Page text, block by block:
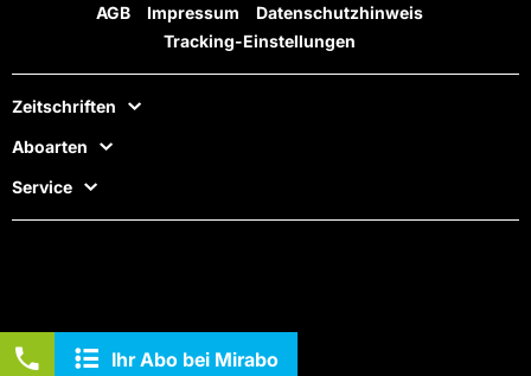
Ihr Abo bei Mirabo
AGB Impressum
Datenschutzhinweis
Tracking-Einstellungen
Zeitschriften
Aboarten
Service